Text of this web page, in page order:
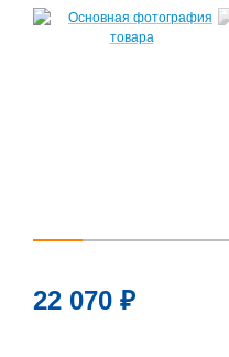
↑
↓
22 070 ₽